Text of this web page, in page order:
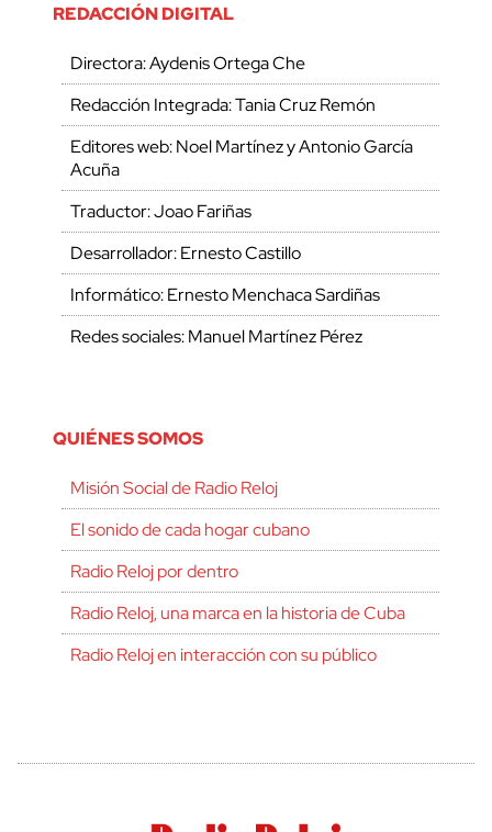
REDACCIÓN DIGITAL
Directora: Aydenis Ortega Che
Redacción Integrada: Tania Cruz Remón
Editores web: Noel Martínez y Antonio García
Acuña
Traductor: Joao Fariñas
Desarrollador: Ernesto Castillo
Informático: Ernesto Menchaca Sardiñas
Redes sociales: Manuel Martínez Pérez
QUIÉNES SOMOS
Misión Social de Radio Reloj
El sonido de cada hogar cubano
Radio Reloj por dentro
Radio Reloj, una marca en la historia de Cuba
Radio Reloj en interacción con su público